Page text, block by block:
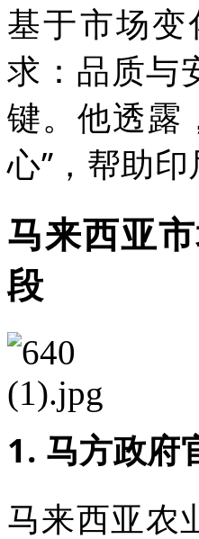
基于市场
求：品质与
键。他透露
心”，帮助
马来西亚
段
1. 马方政府
马来西亚农